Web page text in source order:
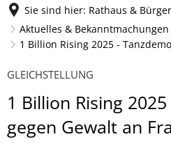
Sie sind hier: Rathaus &
Aktuelles & Bekanntmachungen
1 Billion Rising 2025 -
GLEICHSTELLUNG
1 Billion Rising
gegen Gewalt an